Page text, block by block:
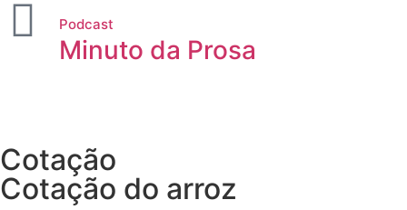
Podcast
Minuto da Prosa
Cotação
Cotação do arroz